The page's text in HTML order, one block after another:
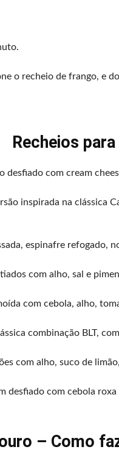
o recheio de frango, e
Recheios
desfiado com cream
inspirada na clássica
espinafre refogado,
com alho, sal e
com cebola, alho,
combinação BLT,
com alho, suco de
desfiado com cebola
– Como